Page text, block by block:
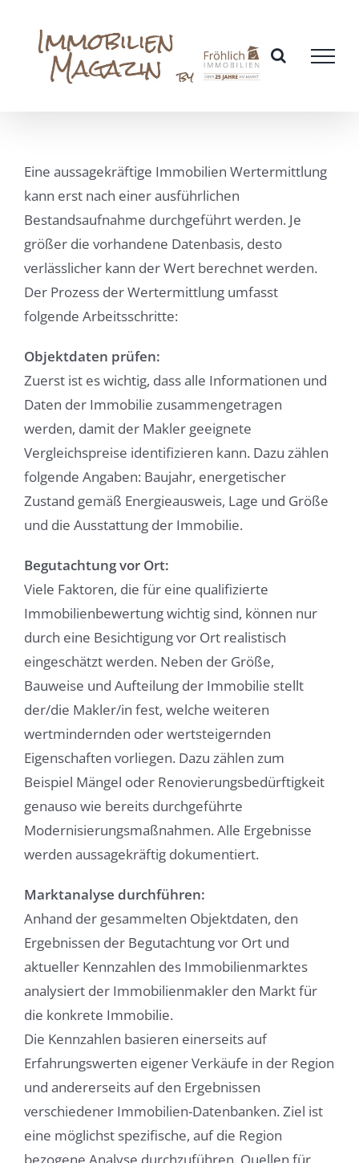
springen
Eine aussagekräftige Immobilien Wertermittlung
kann erst nach einer ausführlichen
Bestandsaufnahme durchgeführt werden. Je
größer die vorhandene Datenbasis, desto
verlässlicher kann der Wert berechnet werden.
Der Prozess der Wertermittlung umfasst
folgende Arbeitsschritte:
Objektdaten prüfen:
Zuerst ist es wichtig, dass alle Informationen und
Daten der Immobilie zusammengetragen
werden, damit der Makler geeignete
Vergleichspreise identifizieren kann. Dazu zählen
folgende Angaben: Baujahr, energetischer
Zustand gemäß Energieausweis, Lage und Größe
und die Ausstattung der Immobilie.
Begutachtung vor Ort:
Viele Faktoren, die für eine qualifizierte
Immobilienbewertung wichtig sind, können nur
durch eine Besichtigung vor Ort realistisch
eingeschätzt werden. Neben der Größe,
Bauweise und Aufteilung der Immobilie stellt
der/die Makler/in fest, welche weiteren
wertmindernden oder wertsteigernden
Eigenschaften vorliegen. Dazu zählen zum
Beispiel Mängel oder Renovierungsbedürftigkeit
genauso wie bereits durchgeführte
Modernisierungsmaßnahmen. Alle Ergebnisse
werden aussagekräftig dokumentiert.
Marktanalyse durchführen:
Anhand der gesammelten Objektdaten, den
Ergebnissen der Begutachtung vor Ort und
aktueller Kennzahlen des Immobilienmarktes
analysiert der Immobilienmakler den Markt für
die konkrete Immobilie.
Die Kennzahlen basieren einerseits auf
Erfahrungswerten eigener Verkäufe in der Region
und andererseits auf den Ergebnissen
verschiedener Immobilien-Datenbanken. Ziel ist
eine möglichst spezifische, auf die Region